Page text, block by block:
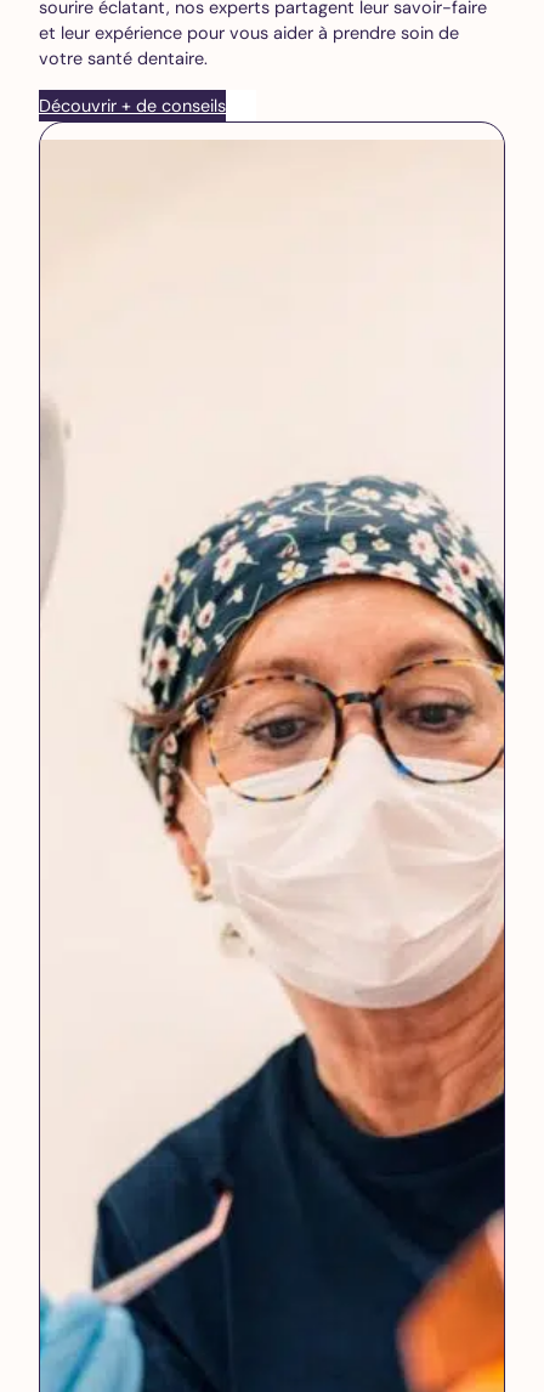
sourire éclatant, nos experts partagent leur savoir-faire
et leur expérience pour vous aider à prendre soin de
votre santé dentaire.
Découvrir + de conseils